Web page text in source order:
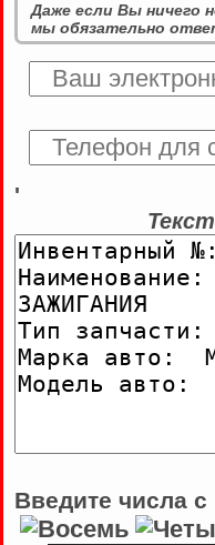
Даже если Вы ничего
мы обязательно
'
Введите числа с